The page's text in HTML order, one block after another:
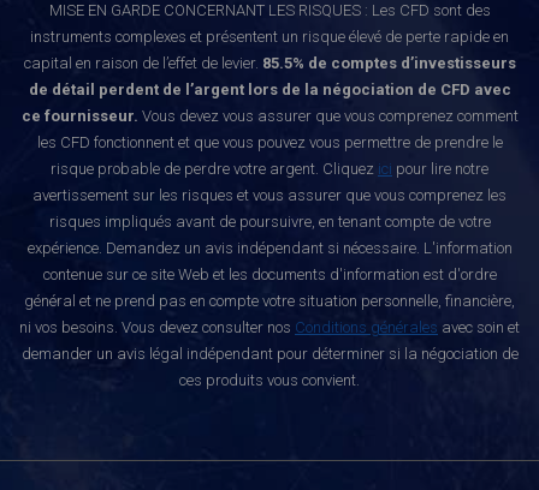
MISE EN GARDE CONCERNANT LES RISQUES : Les CFD sont des
instruments complexes et présentent un risque élevé de perte rapide en
capital en raison de l’effet de levier. 85.5% de comptes d’investisseurs
de détail perdent de l’argent lors de la négociation de CFD avec
ce fournisseur. Vous devez vous assurer que vous comprenez comment
les CFD fonctionnent et que vous pouvez vous permettre de prendre le
risque probable de perdre votre argent. Cliquez ici pour lire notre
avertissement sur les risques et vous assurer que vous comprenez les
risques impliqués avant de poursuivre, en tenant compte de votre
expérience. Demandez un avis indépendant si nécessaire. L'information
contenue sur ce site Web et les documents d'information est d'ordre
général et ne prend pas en compte votre situation personnelle, financière,
ni vos besoins. Vous devez consulter nos Conditions générales avec soin et
demander un avis légal indépendant pour déterminer si la négociation de
ces produits vous convient.